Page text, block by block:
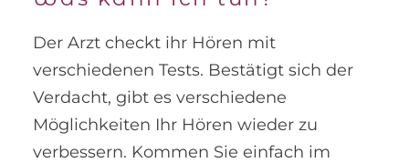
Der Arzt checkt ihr Hören mit
verschiedenen Tests. Bestätigt sich der
Verdacht, gibt es verschiedene
Möglichkeiten Ihr Hören wieder zu
verbessern. Kommen Sie einfach im